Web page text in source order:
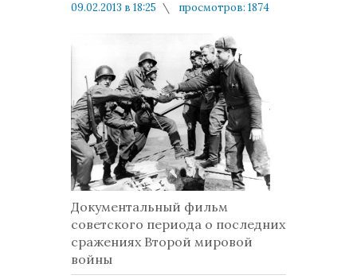
09.02.2013 в 18:25
просмотров: 1874
Документальный фильм
советского периода о последних
сражениях Второй мировой
войны